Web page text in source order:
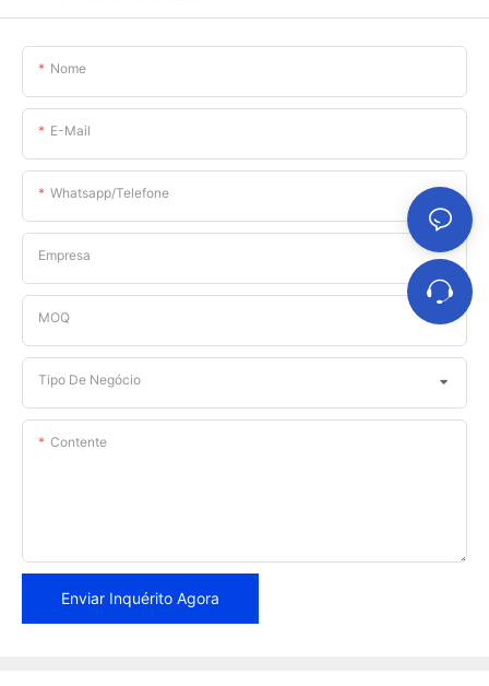
Nome
E-Mail
Whatsapp/telefone
Empresa
MOQ
Tipo De Negócio
Contente
Enviar Inquérito Agora